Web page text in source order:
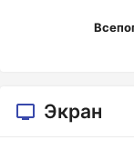
Экран